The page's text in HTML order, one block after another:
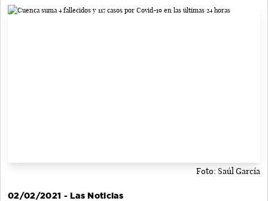
Foto: Saúl García
02/02/2021 - Las Noticias